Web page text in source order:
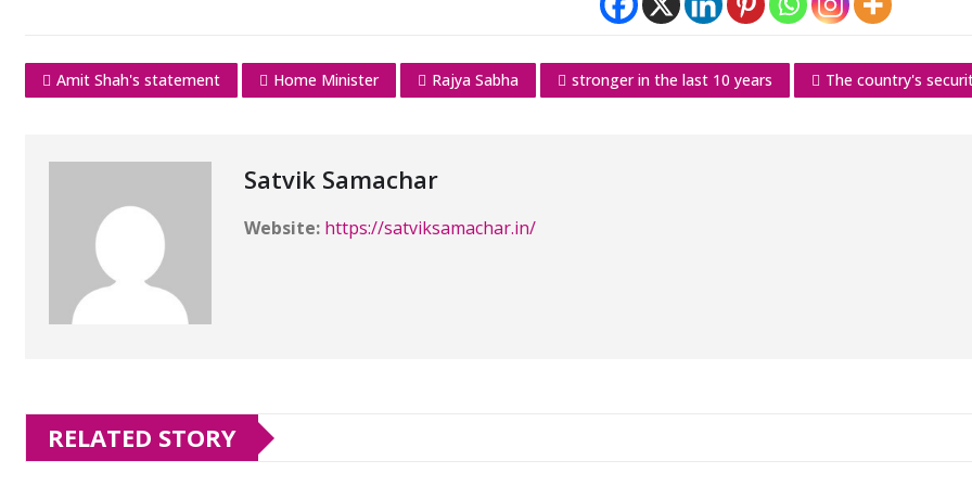
Amit Shah's statement Home Minister Rajya Sabha stronger in the last 10 years The country's
Satvik Samachar
Website: https://satviksamachar.in/
RELATED STORY